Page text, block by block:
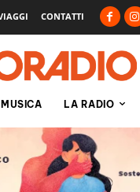
CONTATTI
MUSICA LA RADIO